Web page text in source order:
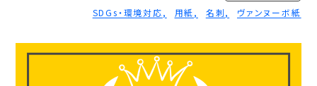
SDGs・環境対応
用紙 名刺 ヴァンヌーボ紙